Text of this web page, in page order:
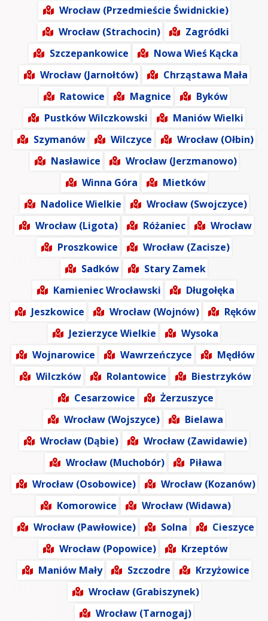
Wrocław (Przedmieście Świdnickie)
Wrocław (Strachocin)
Zagródki
Szczepankowice
Nowa Wieś Kącka
Wrocław (Jarnołtów)
Chrząstawa Mała
Ratowice
Magnice
Byków
Pustków Wilczkowski
Maniów Wielki
Szymanów
Wilczyce
Wrocław (Ołbin)
Nasławice
Wrocław (Jerzmanowo)
Winna Góra
Mietków
Nadolice Wielkie
Wrocław (Swojczyce)
Wrocław (Ligota)
Różaniec
Wrocław
Proszkowice
Wrocław (Zacisze)
Sadków
Stary Zamek
Kamieniec Wrocławski
Długołęka
Jeszkowice
Wrocław (Wojnów)
Ręków
Jezierzyce Wielkie
Wysoka
Wojnarowice
Wawrzeńczyce
Mędłów
Wilczków
Rolantowice
Biestrzyków
Cesarzowice
Żerzuszyce
Wrocław (Wojszyce)
Bielawa
Wrocław (Dąbie)
Wrocław (Zawidawie)
Wrocław (Muchobór)
Piława
Wrocław (Osobowice)
Wrocław (Kozanów)
Komorowice
Wrocław (Widawa)
Wrocław (Pawłowice)
Solna
Cieszyce
Wrocław (Popowice)
Krzeptów
Maniów Mały
Szczodre
Krzyżowice
Wrocław (Grabiszynek)
Wrocław (Tarnogaj)